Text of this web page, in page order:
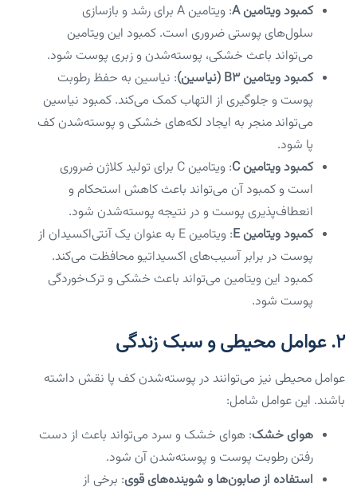
کمبود ویتامین A
: ویتامین A برای رشد و بازسازی
سلول‌های پوستی ضروری است. کمبود این ویتامین
می‌تواند باعث خشکی، پوسته‌شدن و زبری پوست شود.
کمبود ویتامین B3 (نیاسین)
: نیاسین به حفظ رطوبت
پوست و جلوگیری از التهاب کمک می‌کند. کمبود نیاسین
می‌تواند منجر به ایجاد لکه‌های خشکی و پوسته‌شدن کف
پا شود.
کمبود ویتامین C
: ویتامین C برای تولید کلاژن ضروری
است و کمبود آن می‌تواند باعث کاهش استحکام و
انعطاف‌پذیری پوست و در نتیجه پوسته‌شدن شود.
کمبود ویتامین E
: ویتامین E به عنوان یک آنتی‌اکسیدان از
پوست در برابر آسیب‌های اکسیداتیو محافظت می‌کند.
کمبود این ویتامین می‌تواند باعث خشکی و ترک‌خوردگی
پوست شود.
۲. عوامل محیطی و سبک زندگی
عوامل محیطی نیز می‌توانند در پوسته‌شدن کف پا نقش داشته
باشند. این عوامل شامل:
هوای خشک: هوای خشک و سرد می‌تواند باعث از دست
رفتن رطوبت پوست و پوسته‌شدن آن شود.
استفاده از صابون‌ها و شوینده‌های قوی: برخی از